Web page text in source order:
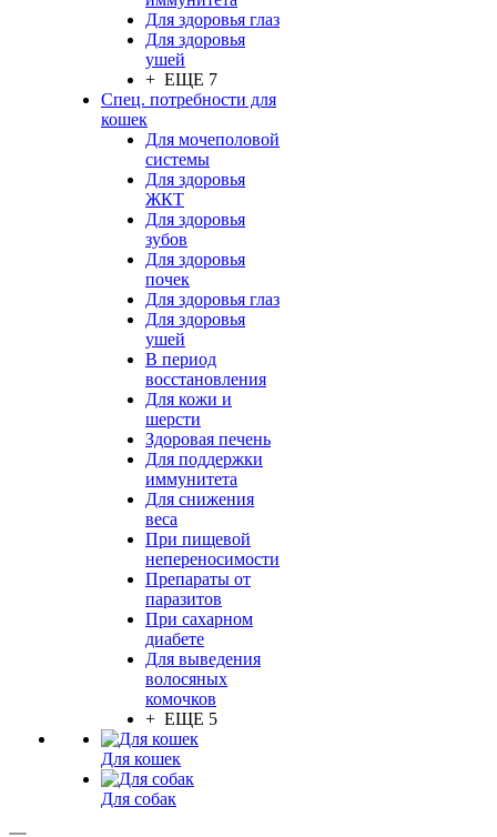
Для здоровья глаз
Для здоровья
ушей
+ ЕЩЕ 7
Спец. потребности для
кошек
Для мочеполовой
системы
Для здоровья
ЖКТ
Для здоровья
зубов
Для здоровья
почек
Для здоровья глаз
Для здоровья
ушей
В период
восстановления
Для кожи и
шерсти
Здоровая печень
Для поддержки
иммунитета
Для снижения
веса
При пищевой
непереносимости
Препараты от
паразитов
При сахарном
диабете
Для выведения
волосяных
комочков
+ ЕЩЕ 5
Для кошек
Для собак